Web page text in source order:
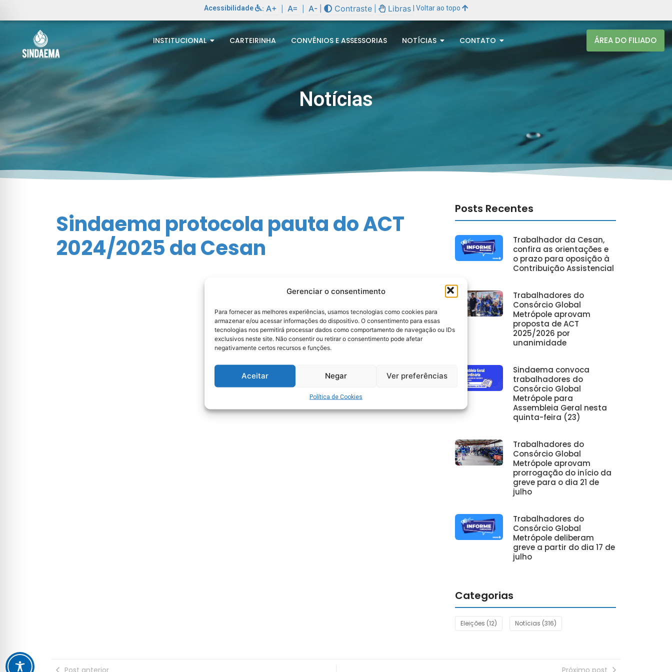
Gerenciar o consentimento
Para fornecer as melhores experiências, usamos tecnologias como cookies para
armazenar e/ou acessar informações do dispositivo. O consentimento para essas
tecnologias nos permitirá processar dados como comportamento de navegação ou IDs
exclusivos neste site. Não consentir ou retirar o consentimento pode afetar
negativamente certos recursos e funções.
Aceitar Negar Ver preferências
Política de Cookies
Acessibilidade : A+ A= A- Contraste Libras | Voltar ao topo
INSTITUCIONAL CARTEIRINHA CONVÊNIOS E ASSESSORIAS NOTÍCIAS CONTATO ÁREA DO FILIADO
Notícias
Sindaema protocola pauta do ACT
2024/2025 da Cesan
Posts Recentes
Trabalhador da Cesan,
confira as orientações e
o prazo para oposição à
Contribuição Assistencial
Trabalhadores do
Consórcio Global
Metrópole aprovam
proposta de ACT
2025/2026 por
unanimidade
Sindaema convoca
trabalhadores do
Consórcio Global
Metrópole para
Assembleia Geral nesta
quinta-feira (23)
Trabalhadores do
Consórcio Global
Metrópole aprovam
prorrogação do início da
greve para o dia 21 de
julho
Trabalhadores do
Consórcio Global
Metrópole deliberam
greve a partir do dia 17 de
julho
Categorias
Eleições (12) Notícias (316)
Post anterior Próximo post